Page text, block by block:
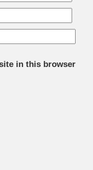
in this browser